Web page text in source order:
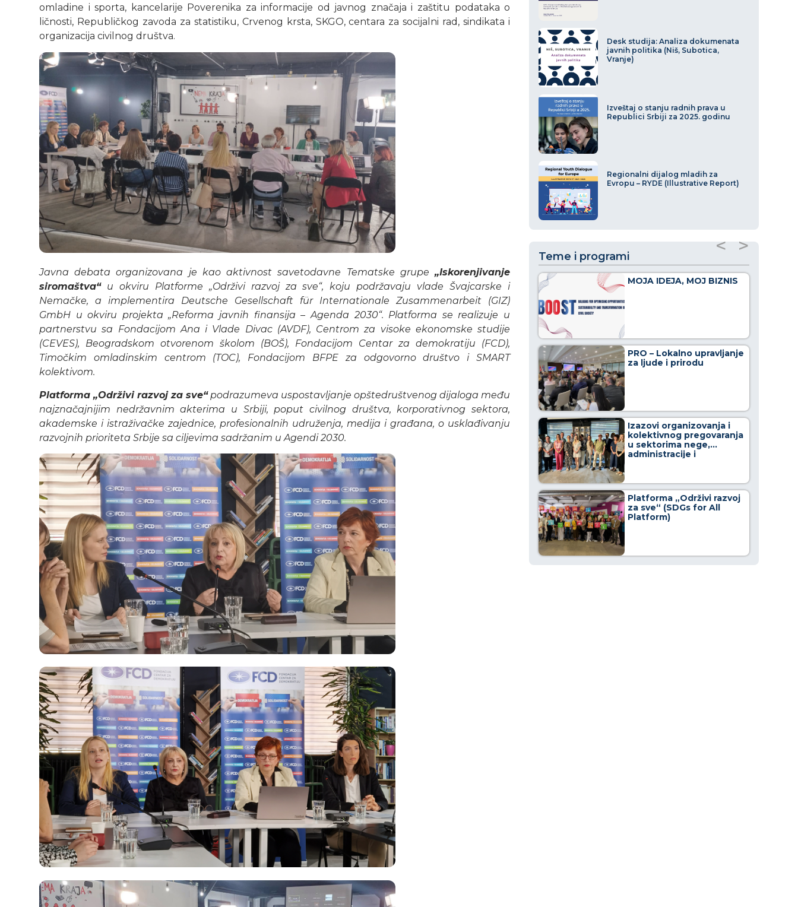
omladine i sporta, kancelarije Poverenika za informacije od javnog značaja i zaštitu podataka o
ličnosti, Republičkog zavoda za statistiku, Crvenog krsta, SKGO, centara za socijalni rad, sindikata i
organizacija civilnog društva.
Javna debata organizovana je kao aktivnost savetodavne Tematske grupe„Iskorenjivanje
siromaštva“u okviru Platforme „Održivi razvoj za sve“, koju podržavaju vlade Švajcarske i
Nemačke, a implementira Deutsche Gesellschaft für Internationale Zusammenarbeit (GIZ)
GmbH u okviru projekta „Reforma javnih finansija – Agenda 2030“. Platforma se realizuje u
partnerstvu sa Fondacijom Ana i Vlade Divac (AVDF), Centrom za visoke ekonomske studije
(CEVES), Beogradskom otvorenom školom (BOŠ), Fondacijom Centar za demokratiju (FCD),
Timočkim omladinskim centrom (TOC), Fondacijom BFPE za odgovorno društvo i SMART
kolektivom.
Platforma „Održivi razvoj za sve“podrazumeva uspostavljanje opštedruštvenog dijaloga među
najznačajnijim nedržavnim akterima u Srbiji, poput civilnog društva, korporativnog sektora,
akademske i istraživačke zajednice, profesionalnih udruženja, medija i građana, o usklađivanju
razvojnih prioriteta Srbije sa ciljevima sadržanim u Agendi 2030.
Desk studija: Analiza dokumenata
javnih politika (Niš, Subotica,
Vranje)
Izveštaj o stanju radnih prava u
Republici Srbiji za 2025. godinu
Regionalni dijalog mladih za
Evropu – RYDE (Illustrative Report)
Teme i programi
MOJA IDEJA, MOJ BIZNIS
PRO – Lokalno upravljanje
za ljude i prirodu
Izazovi organizovanja i
kolektivnog pregovaranja
u sektorima nege,
administracije i
Istočne Evrope – CEECAW
Platforma „Održivi razvoj
za sve“ (SDGs for All
Platform)
< >